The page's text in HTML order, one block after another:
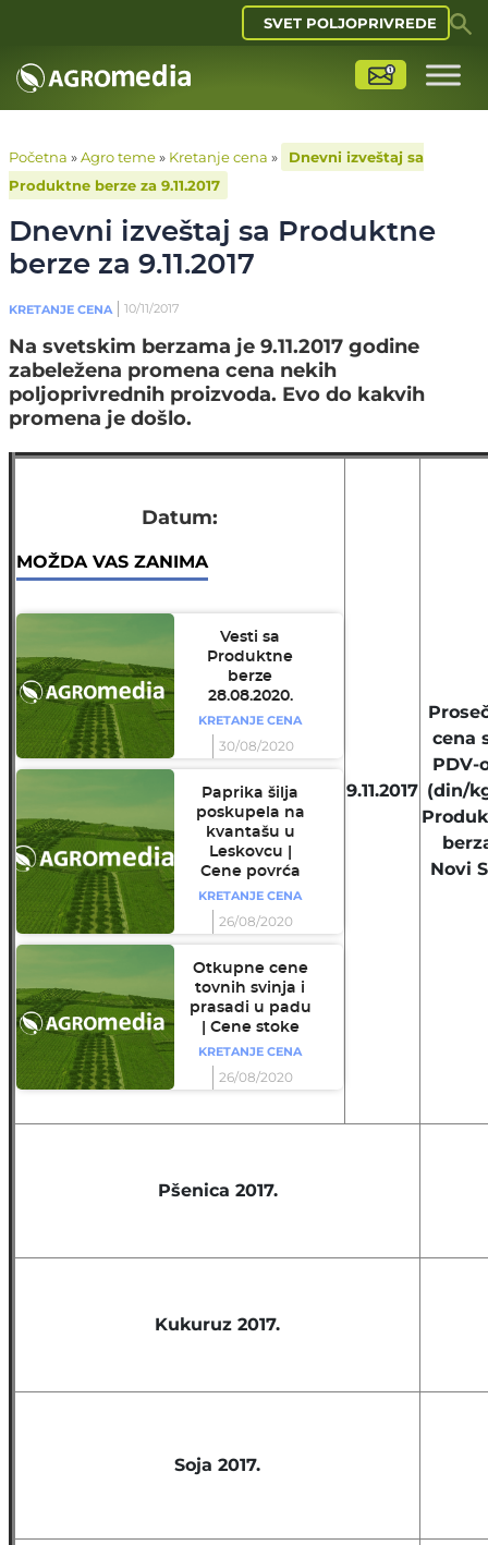
SVET POLJOPRIVREDE
Početna »Agro teme» Kretanje cena »
Dnevni izveštaj sa
Produktne berze za 9.11.2017
Dnevni izveštaj sa Produktne
berze za 9.11.2017
KRETANJE CENA 10/11/2017
Na svetskim berzama je 9.11.2017 godine
zabeležena promena cena nekih
poljoprivrednih proizvoda. Evo do kakvih
promena je došlo.
Datum:
MOŽDA VAS ZANIMA
Vesti sa
Produktne
berze
28.08.2020.
KRETANJE CENA
30/08/2020
Paprika šilja
poskupela na
kvantašu u
Leskovcu |
Cene povrća
KRETANJE CENA
26/08/2020
Otkupne cene
tovnih svinja i
prasadi u padu
| Cene stoke
KRETANJE CENA
26/08/2020
9.11.2017
cena
PDV-
(din/
Novi
Pšenica 2017.
Kukuruz 2017.
Soja 2017.